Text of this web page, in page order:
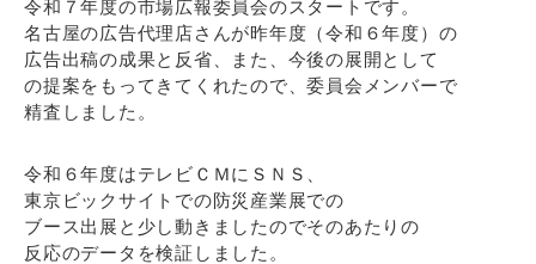
令和７年度の市場広報委員会のスタートです。
名古屋の広告代理店さんが昨年度（令和６年度）の
広告出稿の成果と反省、また、今後の展開として
の提案をもってきてくれたので、委員会メンバーで
精査しました。
令和６年度はテレビＣＭにＳＮＳ、
東京ビックサイトでの防災産業展での
ブース出展と少し動きましたのでそのあたりの
反応のデータを検証しました。